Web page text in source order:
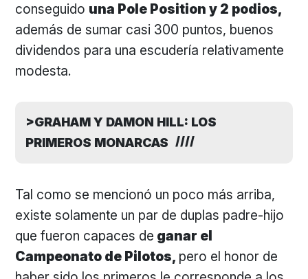
conseguido una Pole Position y 2 podios,
además de sumar casi 300 puntos, buenos
dividendos para una escudería relativamente
modesta.
>GRAHAM Y DAMON HILL: LOS
PRIMEROS MONARCAS
Tal como se mencionó un poco más arriba,
existe solamente un par de duplas padre-hijo
que fueron capaces de ganar el
Campeonato de Pilotos, pero el honor de